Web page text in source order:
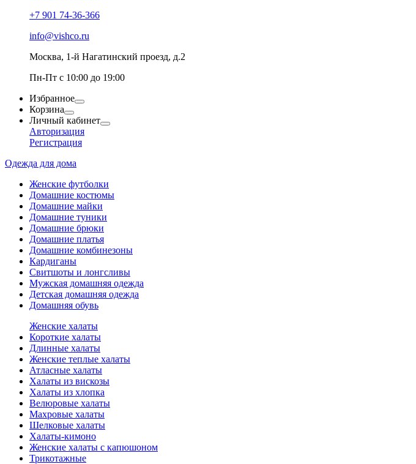
+7 901 74-36-366
info@vishco.ru
Москва, 1-й Нагатинский проезд, д.2
Пн-Пт с 10:00 до 19:00
Избранное
Корзина
Личный кабинет
Авторизация
Регистрация
Одежда для дома
Женские футболки
Домашние костюмы
Домашние майки
Домашние туники
Домашние брюки
Домашние платья
Домашние комбинезоны
Кардиганы
Свитшоты и лонгсливы
Мужская домашняя одежда
Детская домашняя одежда
Домашняя обувь
Женские халаты
Короткие халаты
Длинные халаты
Женские теплые халаты
Атласные халаты
Халаты из вискозы
Халаты из хлопка
Велюровые халаты
Махровые халаты
Шелковые халаты
Халаты-кимоно
Женские халаты с капюшоном
Трикотажные